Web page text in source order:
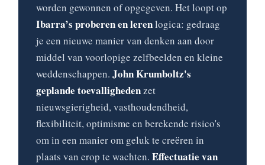
worden gewonnen of opgegeven. Het loopt op
Ibarra’s proberen en lerenlogica: gedraag
je een nieuwe manier van denken aan door
middel van voorlopige zelfbeelden en kleine
weddenschappen. John Krumboltz's
geplande toevallighedenzet
nieuwsgierigheid, vasthoudendheid,
flexibiliteit, optimisme en berekende risico's
om in een manier om geluk te creëren in
plaats van erop te wachten. Effectuatie van